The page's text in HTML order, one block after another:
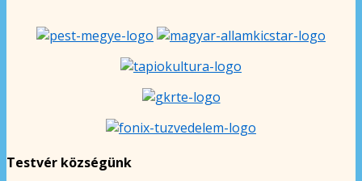
Testvér községünk